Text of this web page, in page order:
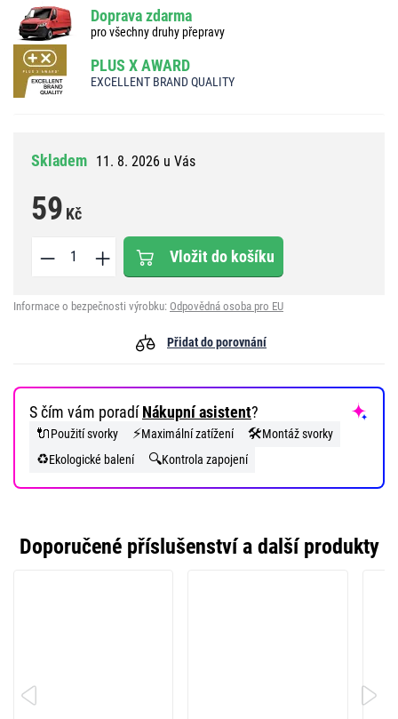
Doprava zdarma
pro všechny druhy přepravy
PLUS X AWARD
EXCELLENT BRAND QUALITY
Skladem 11. 8. 2026 u Vás
59 Kč
Vložit do košíku
Informace o bezpečnosti výrobku: Odpovědná osoba pro EU
Přidat do porovnání
S čím vám poradíNákupní asistent?
🔌Použití svorky ⚡Maximální zatížení 🛠️Montáž svorky
♻️Ekologické balení 🔍Kontrola zapojení
Doporučené příslušenství a další produkty